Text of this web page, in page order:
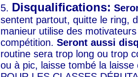
5. Disqualifications:
sentent partout, quitte le ring,
manieur utilise des
compétition. Seront aussi
routine sera trop long ou trop
ou à pic, laisse tombé la